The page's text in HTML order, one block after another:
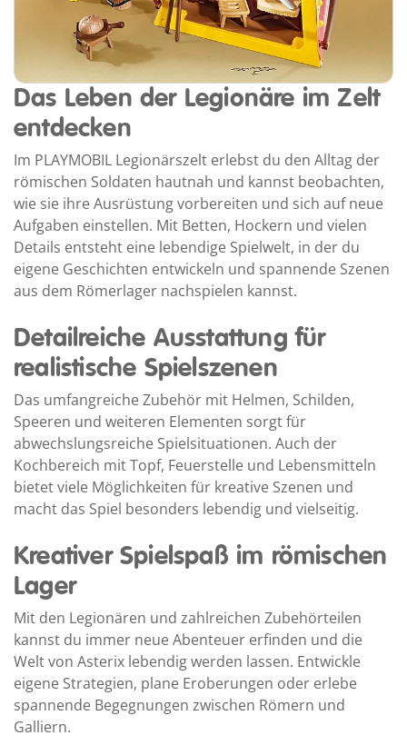
Das Leben der Legionäre im Zelt
entdecken
Im PLAYMOBIL Legionärszelt erlebst du den Alltag der
römischen Soldaten hautnah und kannst beobachten,
wie sie ihre Ausrüstung vorbereiten und sich auf neue
Aufgaben einstellen. Mit Betten, Hockern und vielen
Details entsteht eine lebendige Spielwelt, in der du
eigene Geschichten entwickeln und spannende Szenen
aus dem Römerlager nachspielen kannst.
Detailreiche Ausstattung für
realistische Spielszenen
Das umfangreiche Zubehör mit Helmen, Schilden,
Speeren und weiteren Elementen sorgt für
abwechslungsreiche Spielsituationen. Auch der
Kochbereich mit Topf, Feuerstelle und Lebensmitteln
bietet viele Möglichkeiten für kreative Szenen und
macht das Spiel besonders lebendig und vielseitig.
Kreativer Spielspaß im römischen
Lager
Mit den Legionären und zahlreichen Zubehörteilen
kannst du immer neue Abenteuer erfinden und die
Welt von Asterix lebendig werden lassen. Entwickle
eigene Strategien, plane Eroberungen oder erlebe
spannende Begegnungen zwischen Römern und
Galliern.